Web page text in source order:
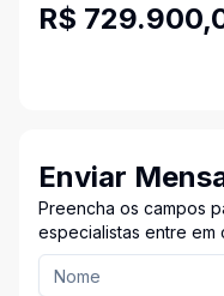
R$
Enviar
Preencha os campos
especialistas entre em